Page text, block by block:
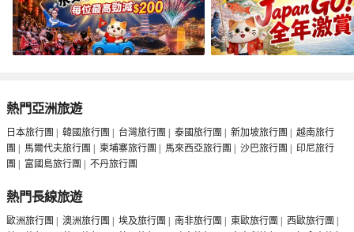
熱門亞洲旅遊
日本旅行團 | 韓國旅行團 | 台灣旅行團 | 泰國旅行團 | 新加坡旅行團 | 越南旅行
團 | 馬爾代夫旅行團 | 柬埔寨旅行團 | 馬來西亞旅行團 | 沙巴旅行團 | 印尼旅行
團 | 富國島旅行團 | 不丹旅行團
熱門長線旅遊
歐洲旅行團 | 澳洲旅行團 | 埃及旅行團 | 南非旅行團 | 東歐旅行團 | 西歐旅行團 |